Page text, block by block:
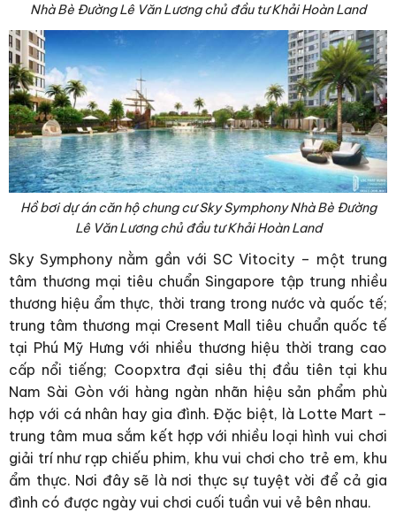
Nhà Bè Đường Lê Văn Lương chủ đầu tư Khải Hoàn Land
Hồ bơi dự án căn hộ chung cư Sky Symphony Nhà Bè Đường
Lê Văn Lương chủ đầu tư Khải Hoàn Land
Sky Symphony nằm gần với SC Vitocity – một trung
tâm thương mại tiêu chuẩn Singapore tập trung nhiều
thương hiệu ẩm thực, thời trang trong nước và quốc tế;
trung tâm thương mại Cresent Mall tiêu chuẩn quốc tế
tại Phú Mỹ Hưng với nhiều thương hiệu thời trang cao
cấp nổi tiếng; Coopxtra đại siêu thị đầu tiên tại khu
Nam Sài Gòn với hàng ngàn nhãn hiệu sản phẩm phù
hợp với cá nhân hay gia đình. Đặc biệt, là Lotte Mart –
trung tâm mua sắm kết hợp với nhiều loại hình vui chơi
giải trí như rạp chiếu phim, khu vui chơi cho trẻ em, khu
ẩm thực. Nơi đây sẽ là nơi thực sự tuyệt vời để cả gia
đình có được ngày vui chơi cuối tuần vui vẻ bên nhau.